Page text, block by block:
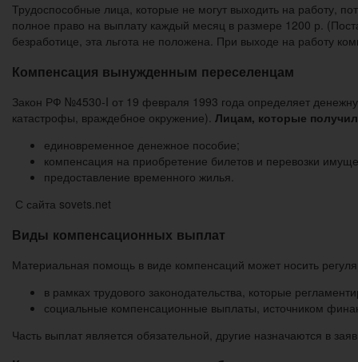
Трудоспособные лица, которые не могут выходить на работу,
полное право на выплату каждый месяц в размере 1200 р.
безработице, эта льгота не положена. При выходе на работу
Компенсация вынужденным переселенцам
Закон РФ №4530-I от 19 февраля 1993 года определяет
катастрофы, враждебное окружение). Лицам, которые
единовременное денежное пособие;
компенсация на приобретение билетов и перевозки
предоставление временного жилья.
С сайта sovets.net
Виды компенсационных выплат
Материальная помощь в виде компенсаций может носить
в рамках трудового законодательства, которые
социальные компенсационные выплаты, источником
Часть выплат является обязательной, другие назначаются в